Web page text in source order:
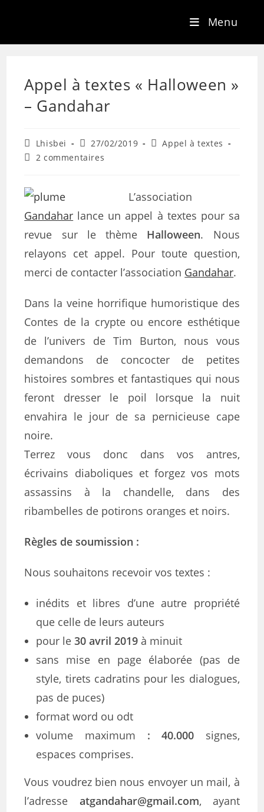
Menu
Appel à textes « Halloween »
– Gandahar
Lhisbei 27/02/2019
Appel à textes
2 commentaires
L’association
Gandahar lance un appel à textes pour sa
revue sur le thème Halloween. Nous
relayons cet appel. Pour toute question,
merci de contacter l’association Gandahar.
Dans la veine horrifique humoristique des
Contes de la crypte ou encore esthétique
de l’univers de Tim Burton, nous vous
demandons de concocter de petites
histoires sombres et fantastiques qui nous
feront dresser le poil lorsque la nuit
envahira le jour de sa pernicieuse cape
noire.
Terrez vous donc dans vos antres,
écrivains diaboliques et forgez vos mots
assassins à la chandelle, dans des
ribambelles de potirons oranges et noirs.
Règles de soumission :
Nous souhaitons recevoir vos textes :
inédits et libres d’une autre propriété
que celle de leurs auteurs
pour le30 avril 2019 à minuit
sans mise en page élaborée (pas de
style, tirets cadratins pour les dialogues,
pas de puces)
format word ou odt
volume maximum : 40.000 signes,
espaces comprises.
Vous voudrez bien nous envoyer un mail, à
l’adresse atgandahar@gmail.com, ayant